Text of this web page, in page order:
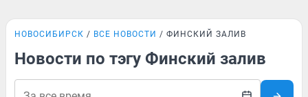
НОВОСИБИРСК ВСЕ НОВОСТИ ФИНСКИЙ ЗАЛИВ
Новости по тэгу Финский залив